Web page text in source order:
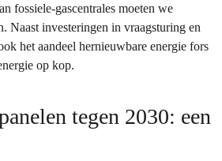
fossiele-gascentrales moeten we
Naast investeringen in vraagsturing en
het aandeel hernieuwbare energie fors
op kop.
tegen 2030: een